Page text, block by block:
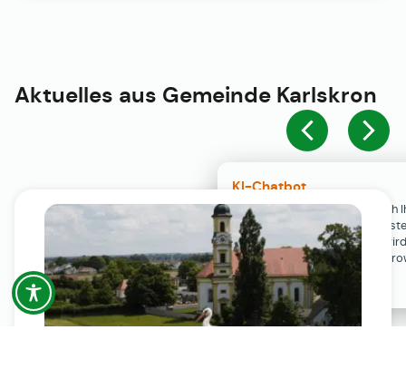
KI-Chatbot
Der KI-Chatbot steht erst nach
Einwilligung in den Cookie-
Verfügung. Der Chat-Verlauf
ausschließlich lokal in Ihrem
gespeichert.
Aktuelles aus Gemeinde Karlskron